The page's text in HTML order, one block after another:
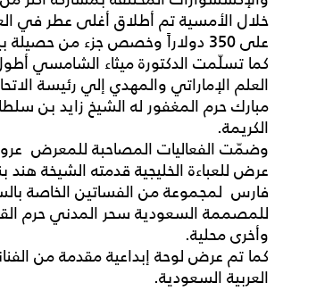
خلال الأمسية تم أطلاق أغلى عطر في
على 350 دولاراً وخصص جزء من حصيلة بيعه لصالح مؤسسة زايد للأعمال الخيرية.
كما تسلّمت الدكتورة ميثاء الشامسي
العلم الإماراتي والمهدي إلي رئيسة
الكريمة.
وضمّت الفعاليات المصاحبة للمعرض
عرض للعباءة الخليجية قدمته الشيخة
فارس لمجموعة من الفساتين الخاصة
للمصممة السعودية سحر المدني حرم
وأخرى محلية.
كما تم عرض لوحة إبداعية مقدمة من
العربية السعودية.